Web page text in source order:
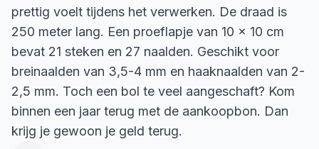
prettig voelt tijdens het verwerken. De draad is
250 meter lang. Een proeflapje van 10 x 10 cm
bevat 21 steken en 27 naalden. Geschikt voor
breinaalden van 3,5-4 mm en haaknaalden van 2-
2,5 mm. Toch een bol te veel aangeschaft? Kom
binnen een jaar terug met de aankoopbon. Dan
krijg je gewoon je geld terug.